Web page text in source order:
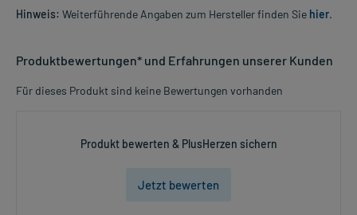
Hinweis: Weiterführende Angaben zum Hersteller finden Sie hier.
Produktbewertungen* und Erfahrungen unserer Kunden
Für dieses Produkt sind keine Bewertungen vorhanden
Produkt bewerten & PlusHerzen sichern
Jetzt bewerten